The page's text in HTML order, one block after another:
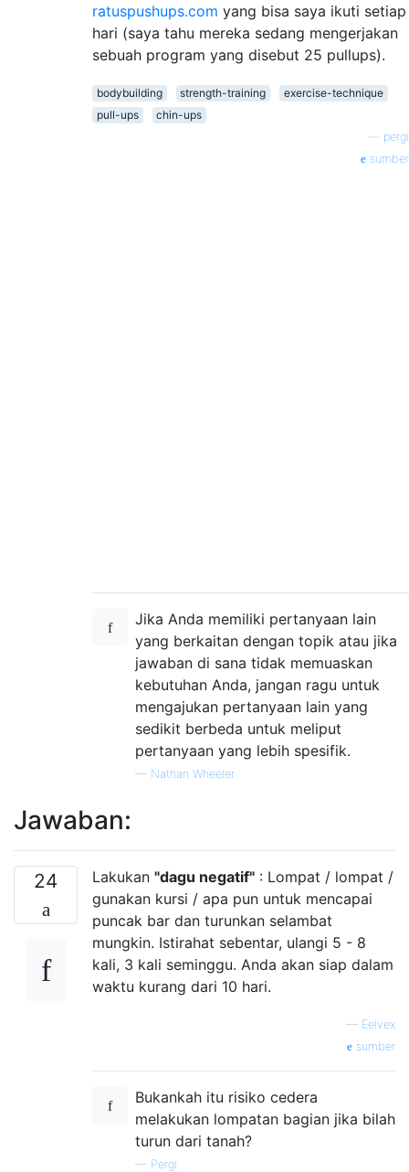
ratuspushups.com yang bisa saya ikuti setiap
hari (saya tahu mereka sedang mengerjakan
sebuah program yang disebut 25 pullups).
bodybuilding strength-training
exercise-technique
pull-ups
chin-ups
pergi
sumber
Jika Anda memiliki pertanyaan lain
yang berkaitan dengan topik atau jika
jawaban di sana tidak memuaskan
kebutuhan Anda, jangan ragu untuk
mengajukan pertanyaan lain yang
sedikit berbeda untuk meliput
pertanyaan yang lebih spesifik.
— Nathan Wheeler
Jawaban:
24 Lakukan "dagu negatif" : Lompat / lompat /
gunakan kursi / apa pun untuk mencapai
puncak bar dan turunkan selambat
mungkin. Istirahat sebentar, ulangi 5 - 8
kali, 3 kali seminggu. Anda akan siap dalam
waktu kurang dari 10 hari.
— Eelvex
sumber
Bukankah itu risiko cedera
melakukan lompatan bagian jika bilah
turun dari tanah?
— Pergi